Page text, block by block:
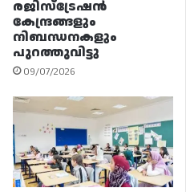
രജിസ്ട്രേഷൻ
കേന്ദ്രങ്ങളും
നിബന്ധനകളും
പുറത്തുവിട്ടു
09/07/2026